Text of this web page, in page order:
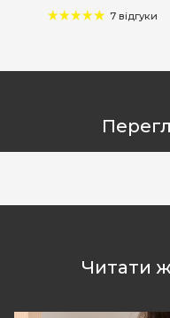
7 відгуки
Читати